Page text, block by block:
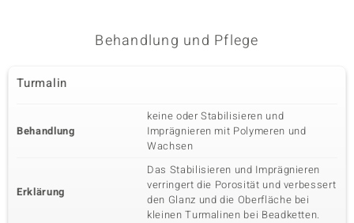
Behandlung und Pflege
Turmalin
Behandlung
keine oder Stabilisieren und
Imprägnieren mit Polymeren und
Wachsen
Erklärung
Das Stabilisieren und Imprägnieren
verringert die Porosität und verbessert
den Glanz und die Oberfläche bei
kleinen Turmalinen bei Beadketten.